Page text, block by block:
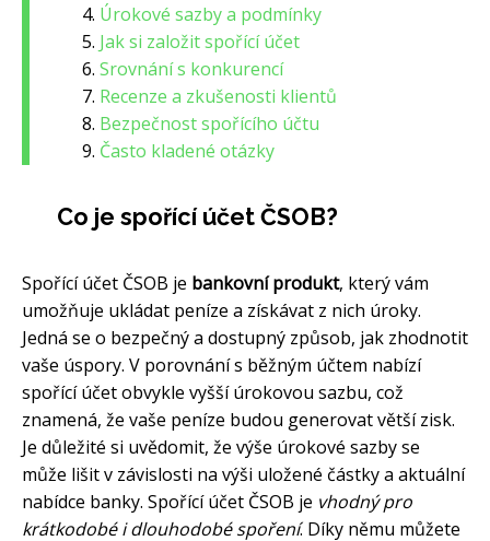
Úrokové sazby a podmínky
Jak si založit spořící účet
Srovnání s konkurencí
Recenze a zkušenosti klientů
Bezpečnost spořícího účtu
Často kladené otázky
Co je spořící účet ČSOB?
Spořící účet ČSOB je bankovní produkt, který vám
umožňuje ukládat peníze a získávat z nich úroky.
Jedná se o bezpečný a dostupný způsob, jak zhodnotit
vaše úspory. V porovnání s běžným účtem nabízí
spořící účet obvykle vyšší úrokovou sazbu, což
znamená, že vaše peníze budou generovat větší zisk.
Je důležité si uvědomit, že výše úrokové sazby se
může lišit v závislosti na výši uložené částky a aktuální
nabídce banky. Spořící účet ČSOB je vhodný pro
krátkodobé i dlouhodobé spoření. Díky němu můžete